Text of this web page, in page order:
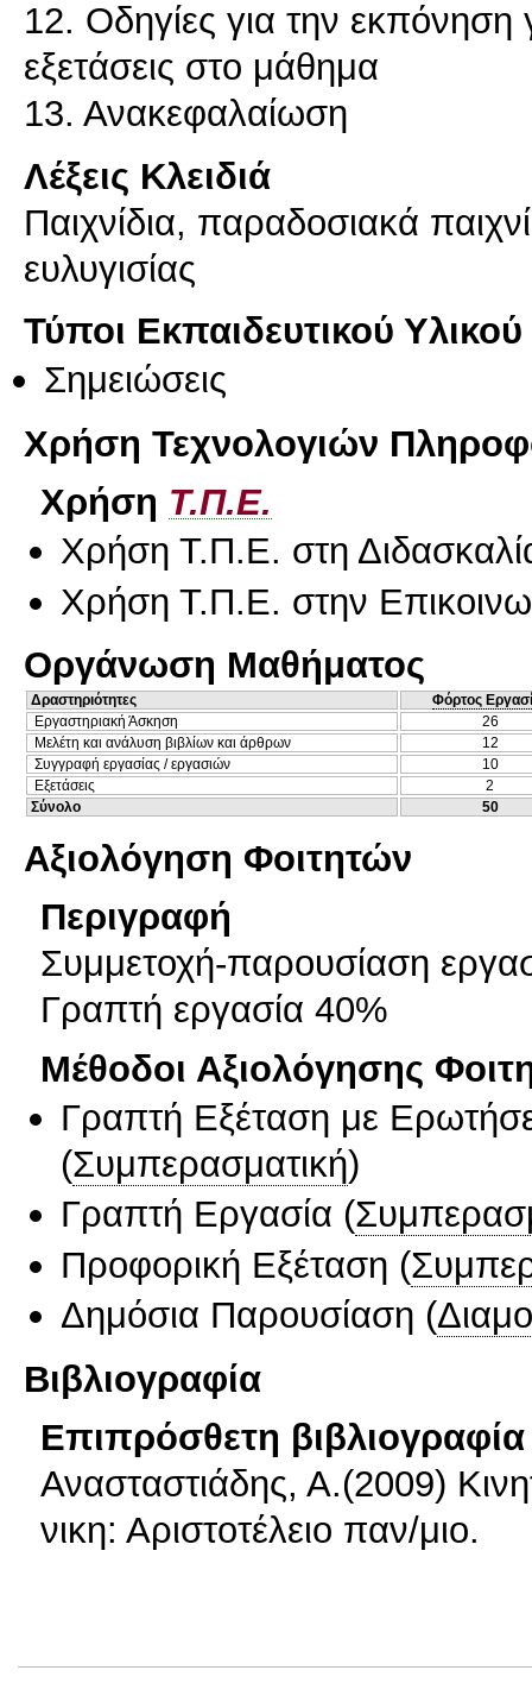
12. Οδηγίες για την εκπόνηση
εξετάσεις στο μάθημα
Λέξεις Κλειδιά
Παιχνίδια, παραδοσιακά
ευλυγισίας
Τύποι Εκπαιδευτικού Υλικού
Σημειώσεις
Χρήση Τεχνολογιών
Χρήση Τ.Π.Ε.
Χρήση Τ.Π.Ε. στη
Χρήση Τ.Π.Ε. στην
Οργάνωση Μαθήματος
Δραστηριότητες
Φόρτος
Εργαστηριακή Άσκηση
26
Μελέτη και ανάλυση βιβλίων και άρθρων
12
Συγγραφή εργασίας / εργασιών
10
Εξετάσεις
2
Σύνολο
50
Αξιολόγηση Φοιτητών
Περιγραφή
Συμμετοχή-παρουσίαση
Γραπτή εργασία 40%
Μέθοδοι Αξιολόγησης
Γραπτή Εξέταση με
(Συμπερασματική)
Γραπτή Εργασία (
Προφορική Εξέταση (
Δημόσια Παρουσίαση (
Βιβλιογραφία
Επιπρόσθετη βιβλιογραφία
Ανασταστιάδης, Α.(2009)
νικη: Αριστοτέλειο παν/μιο.